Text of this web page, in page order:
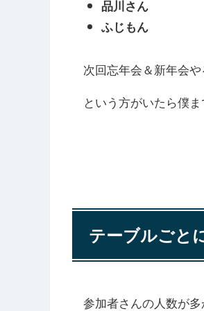
品川さん
ふじもん
次回忘年会＆新年会
という方がいたら僕ま
テーブルごと
参加者さんの人数が